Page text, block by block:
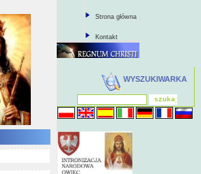
Strona główna
Kontakt
WYSZUKIWARKA